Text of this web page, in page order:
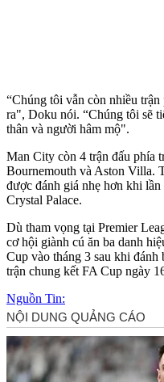
“Chúng tôi vẫn còn nhiều
ra", Doku nói. “Chúng tôi sẽ
thân và người hâm mộ".
Man City còn 4 trận đấu phía
Bournemouth và Aston Villa.
được đánh giá nhẹ hơn khi
Crystal Palace.
Dù tham vọng tại Premier
cơ hội giành cú ăn ba danh
Cup vào tháng 3 sau khi đánh
trận chung kết FA Cup ngày
Nguồn Tin: